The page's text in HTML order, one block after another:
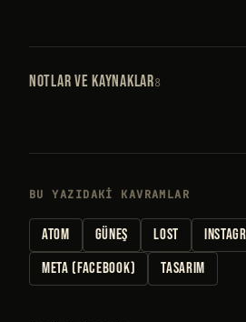
NOTLAR VE KAYNAKLAR8
BU YAZIDAKI KAVRAMLAR
ATOM GÜNEŞ LOST
META (FACEBOOK)
TASARIM